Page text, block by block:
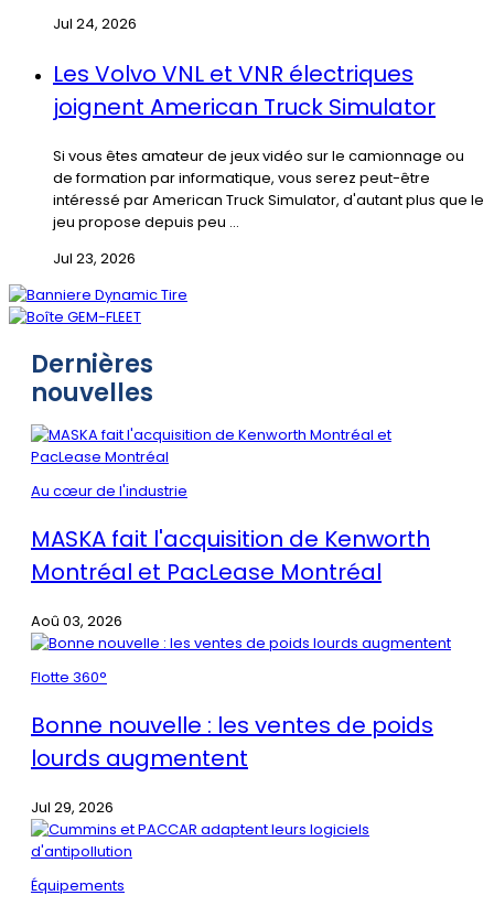
Jul 24, 2026
Les Volvo VNL et VNR électriques
joignent American Truck Simulator
Si vous êtes amateur de jeux vidéo sur le camionnage ou
de formation par informatique, vous serez peut-être
intéressé par American Truck Simulator, d'autant plus que le
jeu propose depuis peu ...
Jul 23, 2026
Dernières
nouvelles
Au cœur de l'industrie
MASKA fait l'acquisition de Kenworth
Montréal et PacLease Montréal
Aoû 03, 2026
Flotte 360°
Bonne nouvelle : les ventes de poids
lourds augmentent
Jul 29, 2026
Équipements